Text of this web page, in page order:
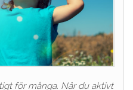
för många. När du aktivt